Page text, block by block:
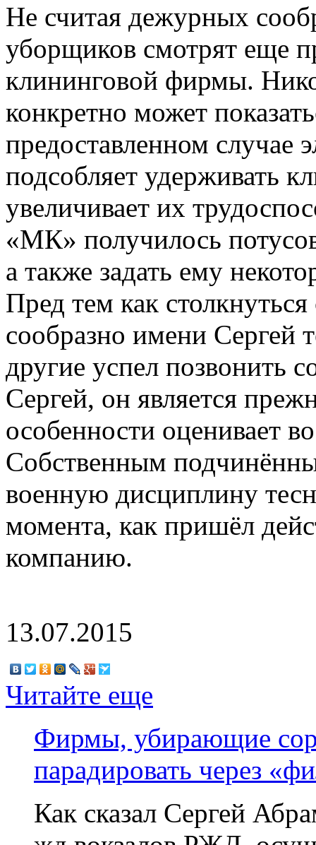
Не считая дежурных
уборщиков смотрят еще
клининговой фирмы.
конкретно может
предоставленном случае
подсобляет удерживать
увеличивает их
«МК» получилось
а также задать ему
Пред тем как
сообразно имени Сергей
другие успел позвонить
Сергей, он является
особенности оценивает
Собственным
военную дисциплину
момента, как пришёл
компанию.
13.07.2015
Читайте еще
Фирмы, убирающие сор
парадировать через
Как сказал Сергей